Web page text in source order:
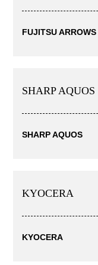
FUJITSU ARROWS
SHARP AQUOS
SHARP AQUOS
KYOCERA
KYOCERA